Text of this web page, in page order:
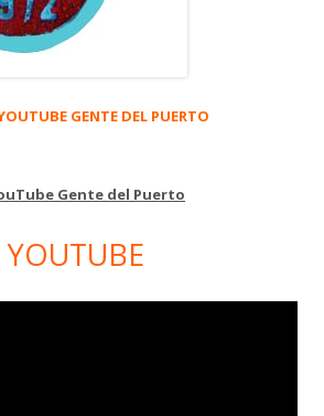
GENTE DEL PUERTO
Gente del Puerto